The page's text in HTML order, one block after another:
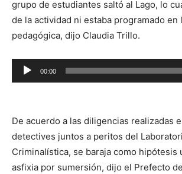
grupo de estudiantes saltó al Lago, lo
de la actividad ni estaba programado en
pedagógica, dijo Claudia Trillo.
Reproductor
de
00:00
De acuerdo a las diligencias realizadas
detectives juntos a peritos del
Criminalística, se baraja como hipótesis
asfixia por sumersión, dijo el Prefecto